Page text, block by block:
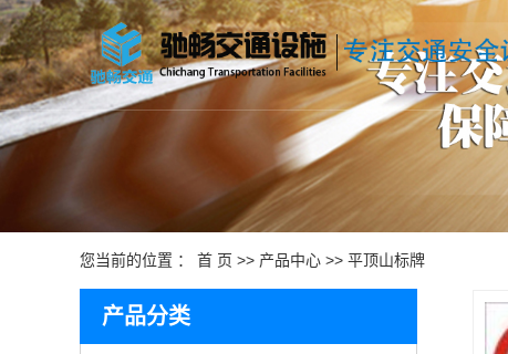
您当前的位置 ： 首 页 >> 产品中心 >> 平顶山标牌
产品分类